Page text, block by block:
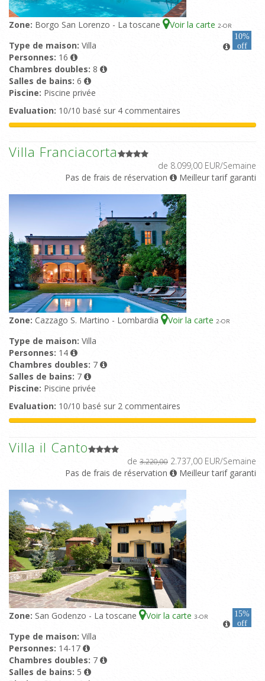
Zone: Borgo San Lorenzo - La toscane Voir la carte 2-OR
10%
off
Type de maison: Villa
Personnes: 16
Chambres doubles: 8
Salles de bains: 6
Piscine: Piscine privée
Evaluation: 10/10 basé sur 4 commentaires
Villa Franciacorta
de 8.099,00 EUR/Semaine
Pas de frais de réservation
Meilleur tarif garanti
Zone: Cazzago S. Martino - Lombardia Voir la carte 2-OR
Type de maison: Villa
Personnes: 14
Chambres doubles: 7
Salles de bains: 7
Piscine: Piscine privée
Evaluation: 10/10 basé sur 2 commentaires
Villa il Canto
de 3.220,00 2.737,00 EUR/Semaine
Pas de frais de réservation
Meilleur tarif garanti
Zone: San Godenzo - La toscane Voir la carte 3-OR
15%
off
Type de maison: Villa
Personnes: 14-17
Chambres doubles: 7
Salles de bains: 5